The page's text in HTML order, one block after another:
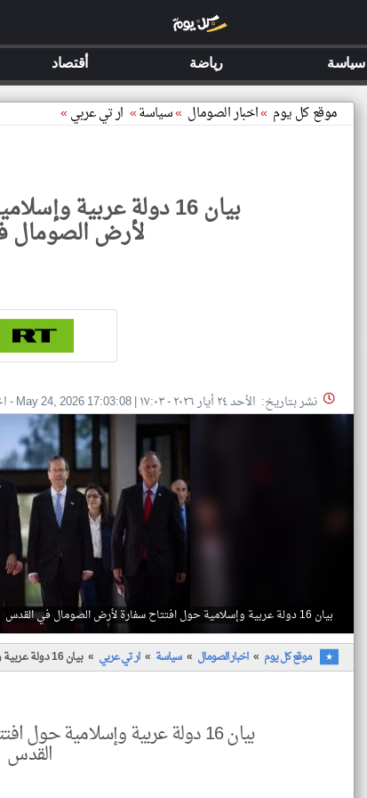
موقع كل يوم »اخبار الصومال »سياسة» ار تي عربي»
بيان 16 دولة عربية
لأرض الصومال
نشر بتاريخ: الأحد ٢٤ أيار ٢٠٢٦ - ١٧:٠٣ |
May 24, 2026 17:03:08
-
بيان 16 دولة عربية وإسلامية حول افتتاح سفارة لأرض الصومال في القدس
موقع كل يوم اخبار الصومال سياسة ار تي عربي بيان 16 دولة عربية وإسلامية حول افتتاح سفارة لأرض الصومال في القدس
بيان 16 دولة عربية وإسلامية
القدس
سياسة رياضة أقتصاد